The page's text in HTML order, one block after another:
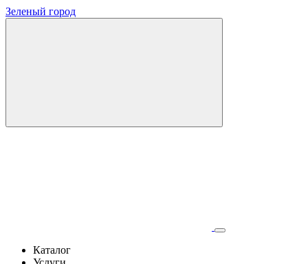
Зеленый город
Каталог